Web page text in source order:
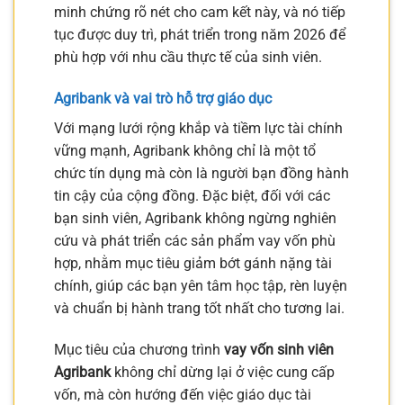
minh chứng rõ nét cho cam kết này, và nó tiếp
tục được duy trì, phát triển trong năm 2026 để
phù hợp với nhu cầu thực tế của sinh viên.
Agribank và vai trò hỗ trợ giáo dục
Với mạng lưới rộng khắp và tiềm lực tài chính
vững mạnh, Agribank không chỉ là một tổ
chức tín dụng mà còn là người bạn đồng hành
tin cậy của cộng đồng. Đặc biệt, đối với các
bạn sinh viên, Agribank không ngừng nghiên
cứu và phát triển các sản phẩm vay vốn phù
hợp, nhằm mục tiêu giảm bớt gánh nặng tài
chính, giúp các bạn yên tâm học tập, rèn luyện
và chuẩn bị hành trang tốt nhất cho tương lai.
Mục tiêu của chương trình vay vốn sinh viên
Agribankkhông chỉ dừng lại ở việc cung cấp
vốn, mà còn hướng đến việc giáo dục tài